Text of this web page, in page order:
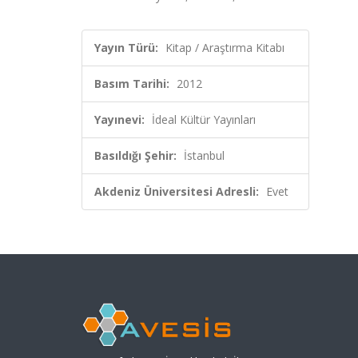
Yayın Türü: Kitap / Araştırma Kitabı
Basım Tarihi: 2012
Yayınevi: İdeal Kültür Yayınları
Basıldığı Şehir: İstanbul
Akdeniz Üniversitesi Adresli: Evet